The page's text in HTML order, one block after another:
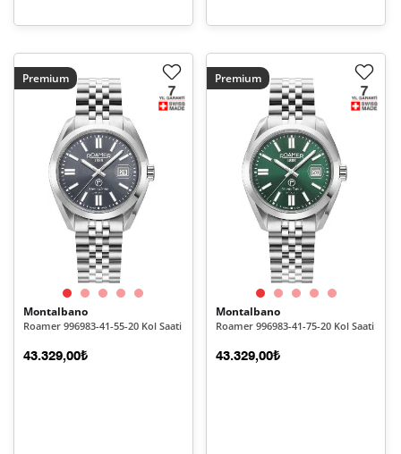
Premium
Montalbano
Roamer 996983-41-55-20 Kol Saati
43.329,00₺
Premium
Montalbano
Roamer 996983-41-75-20 Kol Saati
43.329,00₺